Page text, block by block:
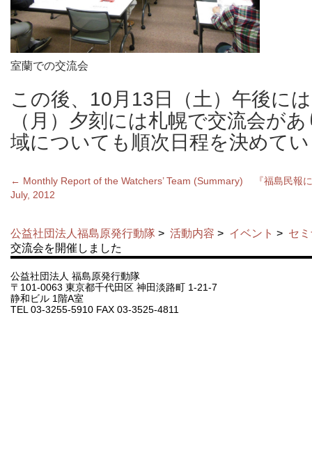
室蘭での交流会
この後、10月13日（土）午後に
（月）夕刻には札幌で交流会が
域についても順次日程を決めて
← Monthly Report of the Watchers’ Team (Summary)
July, 2012
『福島民報
公益社団法人福島原発行動隊 > 活動内容 > イベント > セ
交流会を開催しました
公益社団法人 福島原発行動隊
〒101-0063 東京都千代田区 神田淡路町 1-21-7
静和ビル 1階A室
TEL 03-3255-5910 FAX 03-3525-4811